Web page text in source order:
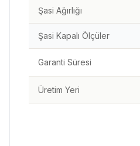
Şasi Ağırlığı
Şasi Kapalı Ölçüler
Garanti Süresi
Üretim Yeri